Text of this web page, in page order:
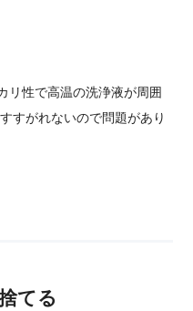
リ性で高温の洗浄液が周囲
すがれないので問題があり
てる